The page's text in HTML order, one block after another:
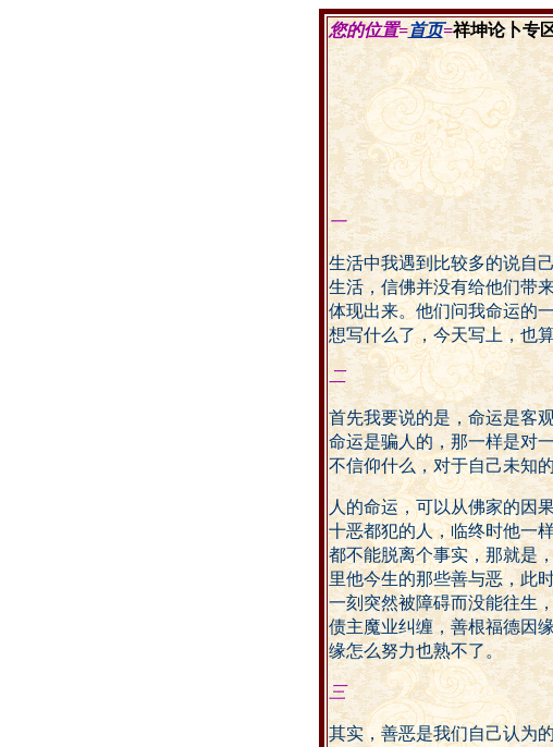
您的位置=首页=祥坤论卜专
一
生活中我遇到比较多的说自
生活，信佛并没有给他们带
体现出来。他们问我命运的
想写什么了，今天写上，也
二
首先我要说的是，命运是客
命运是骗人的，那一样是对
不信仰什么，对于自己未知
人的命运，可以从佛家的因
十恶都犯的人，临终时他一
都不能脱离个事实，那就是
里他今生的那些善与恶，此
一刻突然被障碍而没能往生
债主魔业纠缠，善根福德因
缘怎么努力也熟不了。
三
其实，善恶是我们自己认为